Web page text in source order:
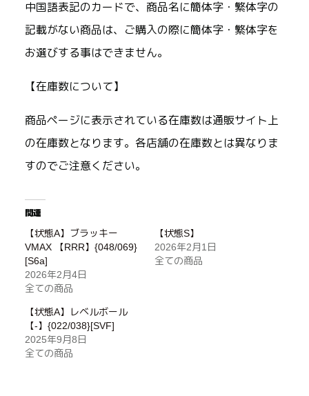
中国語表記のカードで、商品名に簡体字・繁体字の
記載がない商品は、ご購入の際に簡体字・繁体字を
お選びする事はできません。
【在庫数について】
商品ページに表示されている在庫数は通販サイト上
の在庫数となります。各店舗の在庫数とは異なりま
すのでご注意ください。
関連
【状態A】ブラッキー
VMAX 【RRR】{048/069}
[S6a]
2026年2月4日
全ての商品
【状態S】
2026年2月1日
全ての商品
【状態A】レベルボール
【-】{022/038}[SVF]
2025年9月8日
全ての商品